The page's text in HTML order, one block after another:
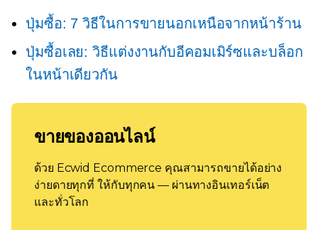
ปุ่มซื้อ: 7 วิธีในการขายนอกเหนือจากหน้าร้าน
ปุ่มซื้อเลย: วิธีแต่งงานกับอีคอมเมิร์ซและบล็อก
ในหน้าเดียวกัน
ขายของออนไลน์
ด้วย Ecwid Ecommerce คุณสามารถขายได้อย่าง
ง่ายดายทุกที่ ให้กับทุกคน — ผ่านทางอินเทอร์เน็ต
และทั่วโลก